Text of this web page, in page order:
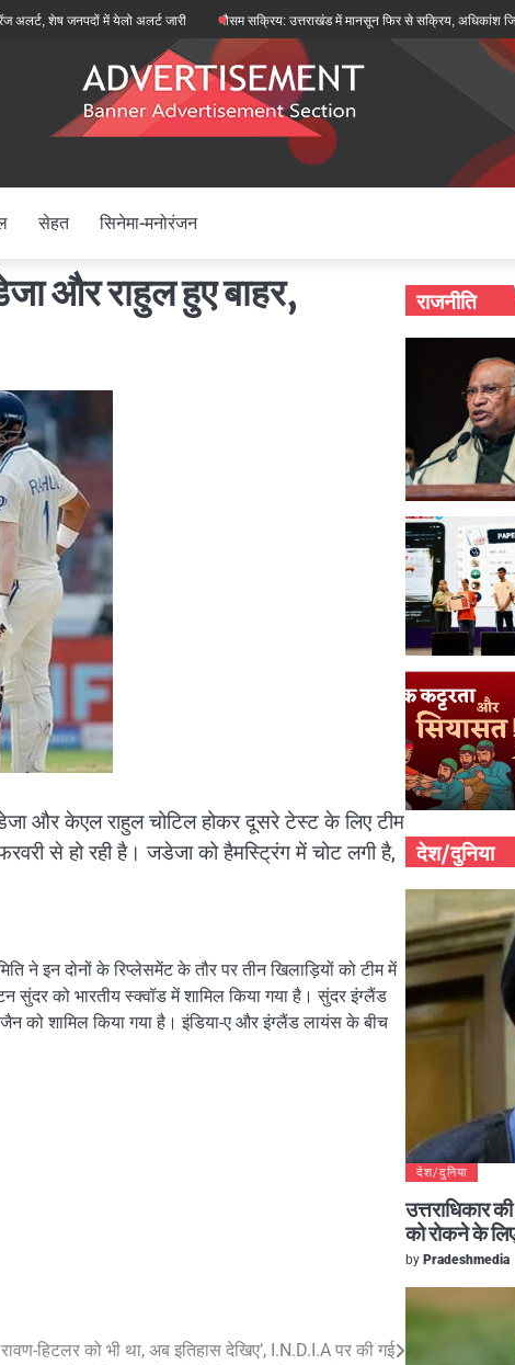
जनपदों में येलो अलर्ट जारी मौसम सक्रिय: उत्तराखंड में मानसून फिर से सक्रिय, अधिकांश जिलों में
सेहत सिनेमा-मनोरंजन
और राहुल हुए बाहर,
और केएल राहुल चोटिल होकर दूसरे टेस्ट के लिए टीम
से हो रही है। जडेजा को हैमस्ट्रिंग में चोट लगी है,
ने इन दोनों के रिप्लेसमेंट के तौर पर तीन खिलाड़ियों को टीम में
सुंदर को भारतीय स्क्वॉड में शामिल किया गया है। सुंदर इंग्लैंड
को शामिल किया गया है। इंडिया-ए और इंग्लैंड लायंस के बीच
हिटलर को भी था, अब इतिहास देखिए’, I.N.D.I.A पर की गई
राजनीति
देश/दुनिया
देश/दुनिया
उत्तराधिकार
को रोकने के
by Pradeshmedia